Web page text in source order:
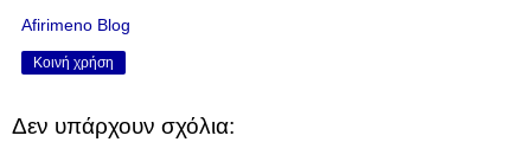
Afirimeno Blog
Κοινή χρήση
Δεν υπάρχουν σχόλια: